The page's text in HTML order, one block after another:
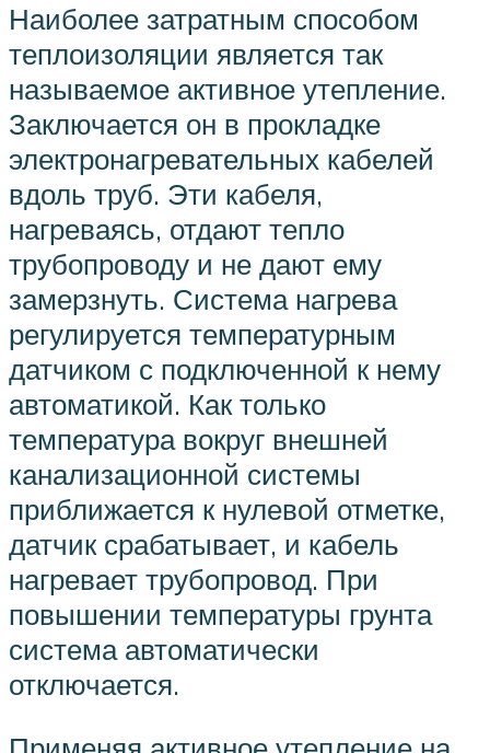
Наиболее затратным способом
теплоизоляции является так
называемое активное утепление.
Заключается он в прокладке
электронагревательных кабелей
вдоль труб. Эти кабеля,
нагреваясь, отдают тепло
трубопроводу и не дают ему
замерзнуть. Система нагрева
регулируется температурным
датчиком с подключенной к нему
автоматикой. Как только
температура вокруг внешней
канализационной системы
приближается к нулевой отметке,
датчик срабатывает, и кабель
нагревает трубопровод. При
повышении температуры грунта
система автоматически
отключается.